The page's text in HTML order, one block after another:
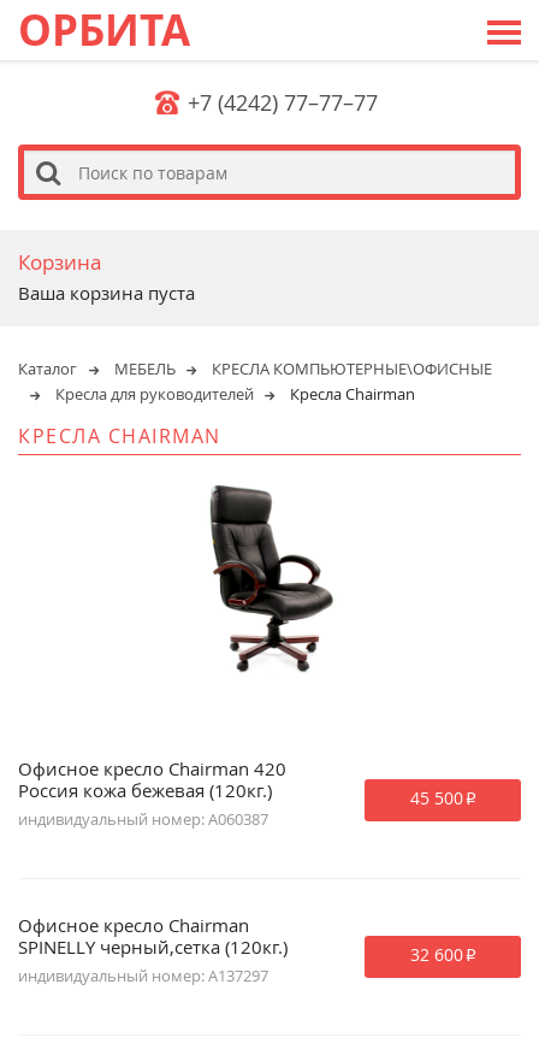
ОРБИТА
+7 (4242) 77–77–77
s
Корзина
Ваша корзина пуста
Каталог МЕБЕЛЬ
КРЕСЛA КОМПЬЮТЕРНЫЕ\ОФИСНЫЕ
Кресла для руководителей
Кресла Chairman
КРЕСЛА CHAIRMAN
Офисное кресло Chairman 420
Россия кожа бежевая (120кг.)
индивидуальный номер: A060387
45 500p
Офисное кресло Chairman
SPINELLY черный,сетка (120кг.)
индивидуальный номер: A137297
32 600p